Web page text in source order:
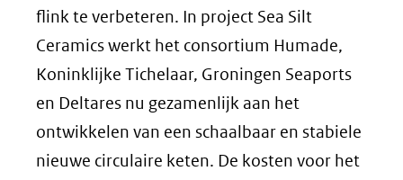
flink te verbeteren. In project Sea Silt
Ceramics werkt het consortium Humade,
Koninklijke Tichelaar, Groningen Seaports
en Deltares nu gezamenlijk aan het
ontwikkelen van een schaalbaar en stabiele
nieuwe circulaire keten. De kosten voor het